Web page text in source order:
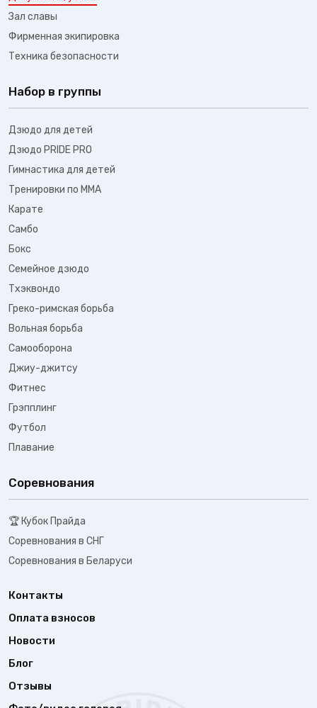
Зал славы
Фирменная экипировка
Техника безопасности
Набор в группы
Дзюдо для детей
Дзюдо PRIDE PRO
Гимнастика для детей
Тренировки по ММА
Карате
Самбо
Бокс
Семейное дзюдо
Тхэквондо
Греко-римская борьба
Вольная борьба
Самооборона
Джиу-джитсу
Фитнес
Грэпплинг
Футбол
Плавание
Соревнования
🏆 Кубок Прайда
Соревнования в СНГ
Соревнования в Беларуси
Контакты
Оплата взносов
Новости
Блог
Отзывы